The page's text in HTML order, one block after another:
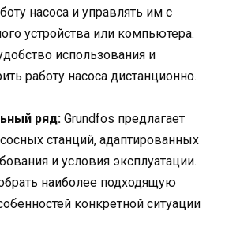
насоса и управлять им с
устройства или компьютера.
использования и
работу насоса дистанционно.
ряд: Grundfos предлагает
станций, адаптированных
и условия эксплуатации.
наиболее подходящую
конкретной ситуации